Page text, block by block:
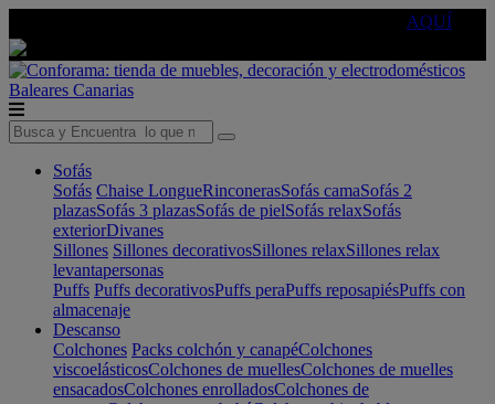
AQUÍ
Baleares Canarias
Sofás
Sofás Chaise LongueRinconerasSofás camaSofás 2
plazasSofás 3 plazasSofás de pielSofás relaxSofás
exteriorDivanes
Sillones Sillones decorativosSillones relaxSillones relax
levantapersonas
Puffs Puffs decorativosPuffs peraPuffs reposapiésPuffs con
almacenaje
Descanso
Colchones Packs colchón y canapéColchones
viscoelásticosColchones de muellesColchones de muelles
ensacadosColchones enrolladosColchones de